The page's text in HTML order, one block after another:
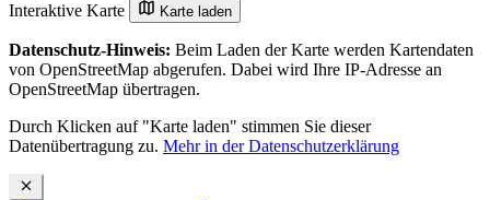
Interaktive Karte Karte laden
Datenschutz-Hinweis: Beim Laden der Karte werden Kartendaten
von OpenStreetMap abgerufen. Dabei wird Ihre IP-Adresse an
OpenStreetMap übertragen.
Durch Klicken auf "Karte laden" stimmen Sie dieser
Datenübertragung zu. Mehr in der Datenschutzerklärung